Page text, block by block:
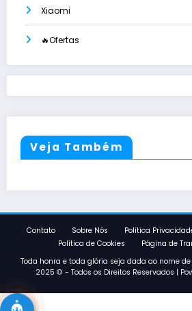
Xiaomi
🔥Ofertas
Veja Também
Contato Sobre Nós Política
Política de Cookies
Página de
Toda honra e toda glória seja dada ao nome
2025 © - Todos os Direitos Reservados |